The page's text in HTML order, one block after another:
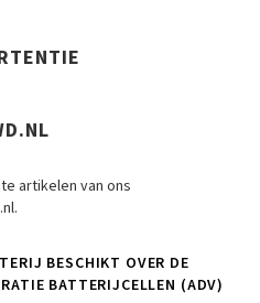
artikelen van ons
BESCHIKT OVER DE
BATTERIJCELLEN (ADV)